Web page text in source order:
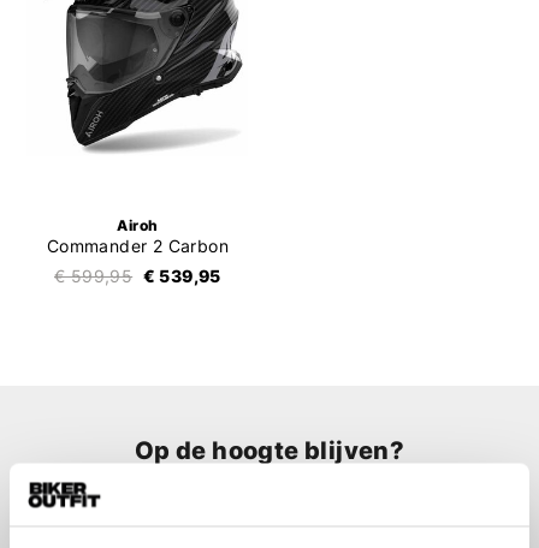
Airoh
Commander 2 Carbon
€ 599,95 € 539,95
Op de hoogte blijven?
Geen zorgen, wij zullen je niet spammen